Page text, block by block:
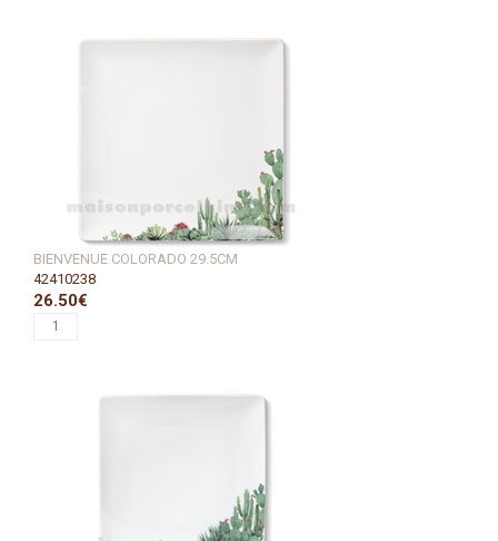
BIENVENUE COLORADO 29.5CM
42410238
26.50€